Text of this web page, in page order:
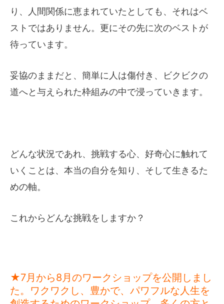
り、人間関係に恵まれていたとしても、それはベ
ストではありません。更にその先に次のベストが
待っています。
妥協のままだと、簡単に人は傷付き、ビクビクの
道へと与えられた枠組みの中で浸っていきます。
どんな状況であれ、挑戦する心、好奇心に触れて
いくことは、本当の自分を知り、そして生きるた
めの軸。
これからどんな挑戦をしますか？
★7月から8月のワークショップを公開しまし
た。ワクワクし、豊かで、パワフルな人生を